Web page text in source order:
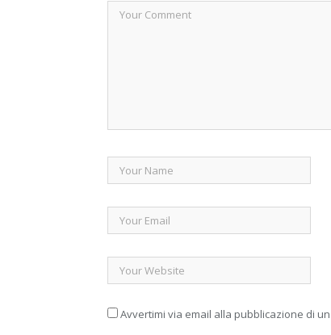
Avvertimi via email alla pubblicazione di